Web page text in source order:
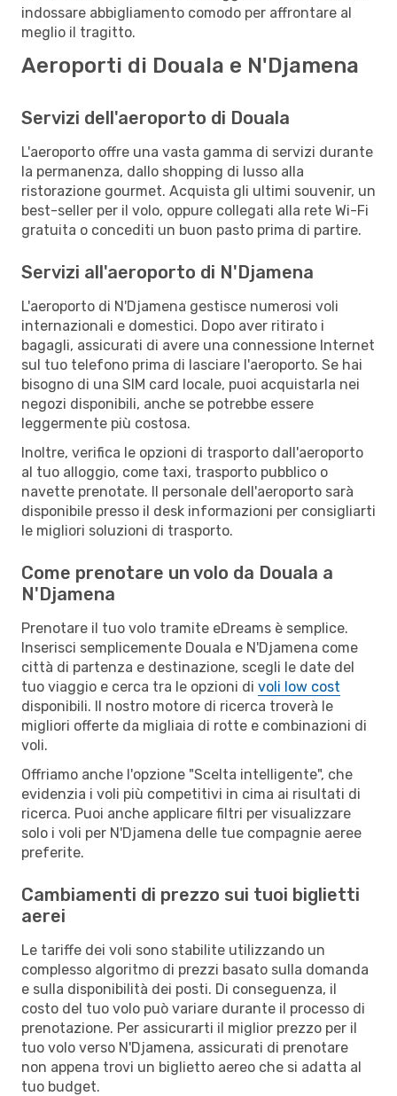
indossare abbigliamento comodo per affrontare al
meglio il tragitto.
Aeroporti di Douala e N'Djamena
Servizi dell'aeroporto di Douala
L'aeroporto offre una vasta gamma di servizi durante
la permanenza, dallo shopping di lusso alla
ristorazione gourmet. Acquista gli ultimi souvenir, un
best-seller per il volo, oppure collegati alla rete Wi-Fi
gratuita o concediti un buon pasto prima di partire.
Servizi all'aeroporto di N'Djamena
L'aeroporto di N'Djamena gestisce numerosi voli
internazionali e domestici. Dopo aver ritirato i
bagagli, assicurati di avere una connessione Internet
sul tuo telefono prima di lasciare l'aeroporto. Se hai
bisogno di una SIM card locale, puoi acquistarla nei
negozi disponibili, anche se potrebbe essere
leggermente più costosa.
Inoltre, verifica le opzioni di trasporto dall'aeroporto
al tuo alloggio, come taxi, trasporto pubblico o
navette prenotate. Il personale dell'aeroporto sarà
disponibile presso il desk informazioni per consigliarti
le migliori soluzioni di trasporto.
Come prenotare un volo da Douala a
N'Djamena
Prenotare il tuo volo tramite eDreams è semplice.
Inserisci semplicemente Douala e N'Djamena come
città di partenza e destinazione, scegli le date del
tuo viaggio e cerca tra le opzioni di voli low cost
disponibili. Il nostro motore di ricerca troverà le
migliori offerte da migliaia di rotte e combinazioni di
voli.
Offriamo anche l'opzione "Scelta intelligente", che
evidenzia i voli più competitivi in cima ai risultati di
ricerca. Puoi anche applicare filtri per visualizzare
solo i voli per N'Djamena delle tue compagnie aeree
preferite.
Cambiamenti di prezzo sui tuoi biglietti
aerei
Le tariffe dei voli sono stabilite utilizzando un
complesso algoritmo di prezzi basato sulla domanda
e sulla disponibilità dei posti. Di conseguenza, il
costo del tuo volo può variare durante il processo di
prenotazione. Per assicurarti il miglior prezzo per il
tuo volo verso N'Djamena, assicurati di prenotare
non appena trovi un biglietto aereo che si adatta al
tuo budget.